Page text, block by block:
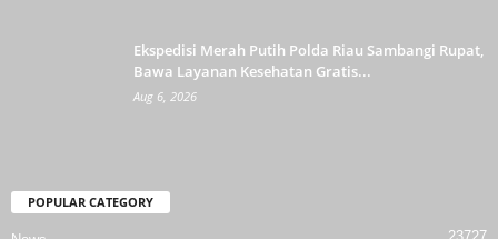
Ekspedisi Merah Putih Polda Riau Sambangi Rupat,
Bawa Layanan Kesehatan Gratis...
Aug 6, 2026
POPULAR CATEGORY